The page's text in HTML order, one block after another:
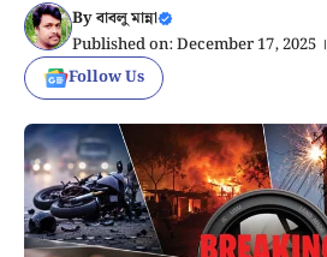
Byবাবলু মান্না
Published on: December 17, 2025
Follow Us